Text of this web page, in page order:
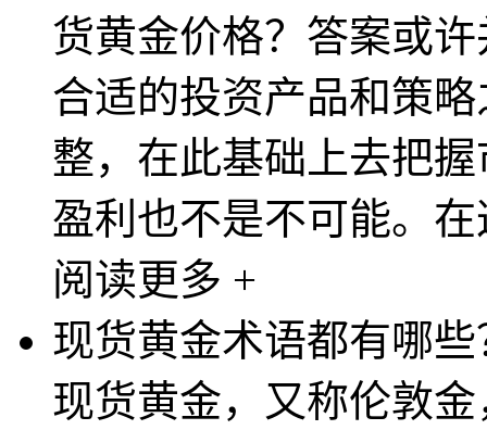
货黄金价格？答案或
合适的投资产品和策
整，在此基础上去把
盈利也不是不可能。
阅读更多 +
现货黄金术语都有哪些
现货黄金，又称伦敦